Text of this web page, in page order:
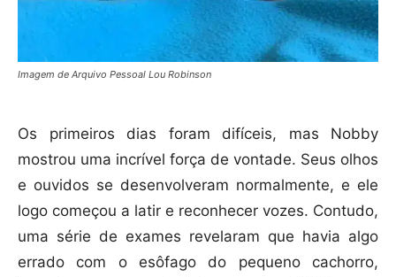
Imagem de Arquivo Pessoal Lou Robinson
Os primeiros dias foram difíceis, mas Nobby
mostrou uma incrível força de vontade. Seus olhos
e ouvidos se desenvolveram normalmente, e ele
logo começou a latir e reconhecer vozes. Contudo,
uma série de exames revelaram que havia algo
errado com o esôfago do pequeno cachorro,